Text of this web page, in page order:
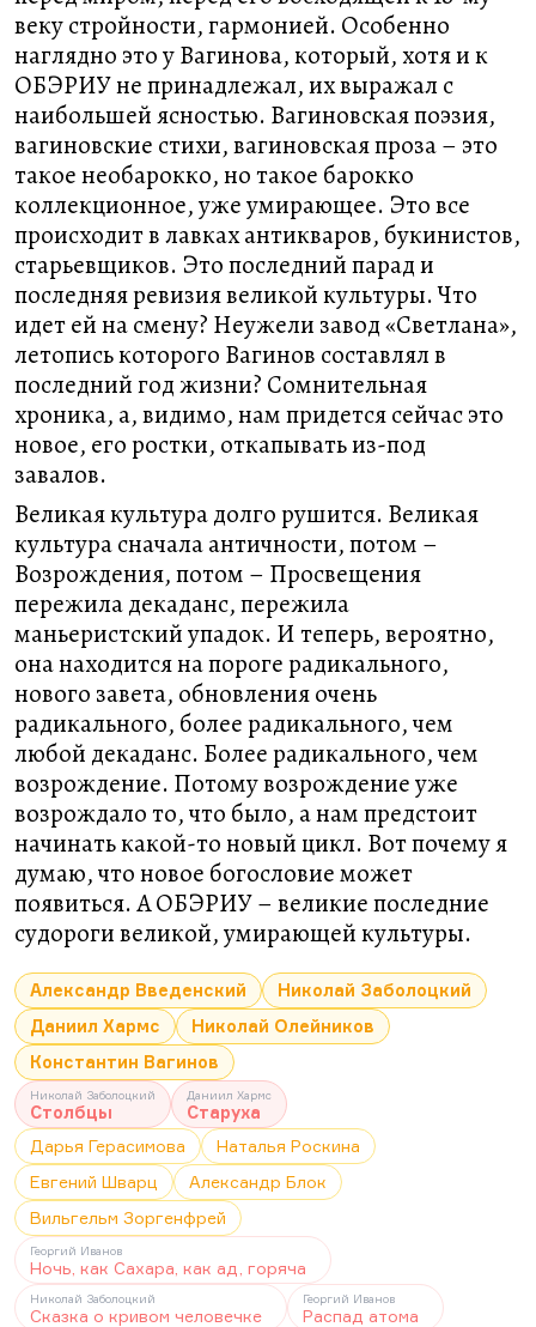
веку стройности, гармонией. Особенно
наглядно это у Вагинова, который, хотя и к
ОБЭРИУ не принадлежал, их выражал с
наибольшей ясностью. Вагиновская поэзия,
вагиновские стихи, вагиновская проза – это
такое необарокко, но такое барокко
коллекционное, уже умирающее. Это все
происходит в лавках антикваров, букинистов,
старьевщиков. Это последний парад и
последняя ревизия великой культуры. Что
идет ей на смену? Неужели завод «Светлана»,
летопись которого Вагинов составлял в
последний год жизни? Сомнительная
хроника, а, видимо, нам придется сейчас это
новое, его ростки, откапывать из-под
завалов.
Великая культура долго рушится. Великая
культура сначала античности, потом –
Возрождения, потом – Просвещения
пережила декаданс, пережила
маньеристский упадок. И теперь, вероятно,
она находится на пороге радикального,
нового завета, обновления очень
радикального, более радикального, чем
любой декаданс. Более радикального, чем
возрождение. Потому возрождение уже
возрождало то, что было, а нам предстоит
начинать какой-то новый цикл. Вот почему я
думаю, что новое богословие может
появиться. А ОБЭРИУ – великие последние
судороги великой, умирающей культуры.
Александр Введенский
Николай Заболоцкий
Даниил Хармс
Николай Олейников
Константин Вагинов
Николай Заболоцкий
Столбцы
Даниил Хармс
Старуха
Дарья Герасимова
Наталья Роскина
Евгений Шварц
Александр Блок
Вильгельм Зоргенфрей
Георгий Иванов
Ночь, как Сахара, как ад, горяча
Николай Заболоцкий
Сказка о кривом человечке
Георгий Иванов
Распад атома